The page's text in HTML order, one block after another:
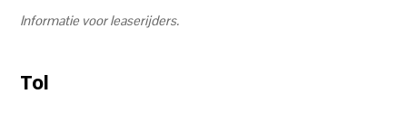
Informatie voor leaserijders.
Tol